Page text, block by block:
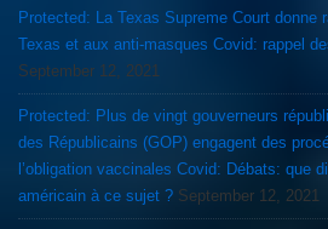
Protected: La Texas Supreme Court donne
Texas et aux anti-masques Covid: rappel
September 12, 2021
Protected: Plus de vingt gouverneurs
des Républicains (GOP) engagent des
l’obligation vaccinales Covid: Débats: que
américain à ce sujet ? September 12, 2021